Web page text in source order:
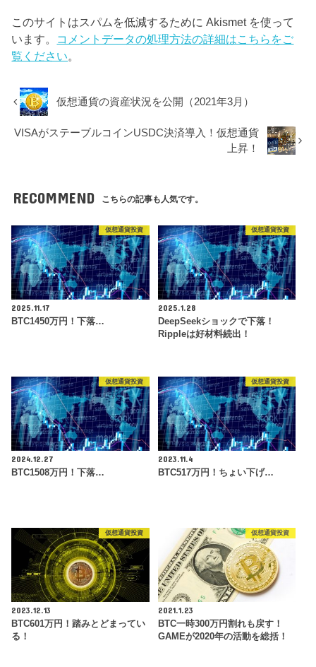
このサイトはスパムを低減するために Akismet を使って
います。 コメントデータの処理方法の詳細はこちらをご
覧ください。
仮想通貨の資産状況を公開（2021年3月）
VISAがステーブルコインUSDC決済導入！仮想通貨
上昇！
RECOMMEND こちらの記事も人気です。
仮想通貨投資
2025.11.17
BTC1450万円！下落…
仮想通貨投資
2025.1.28
DeepSeekショックで下落！
Rippleは好材料続出！
仮想通貨投資
2024.12.27
BTC1508万円！下落…
仮想通貨投資
2023.11.4
BTC517万円！ちょい下げ…
仮想通貨投資
2023.12.13
BTC601万円！踏みとどまってい
る！
仮想通貨投資
2021.1.23
BTC一時300万円割れも戻す！
GAMEが2020年の活動を総括！